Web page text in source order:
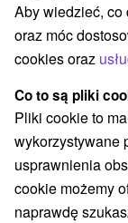
Kategorie
Wszystkie
Túry a turistické
Pola golfowe(1)
Parki miejskie i
Rafting, rafting,
Skanseny(1)
Atrakcje z
Aby wiedzieć, co
oraz móc
cookies oraz
Co to są pliki
Pliki cookie to
wykorzystywane
usprawnienia
cookie możemy
naprawdę